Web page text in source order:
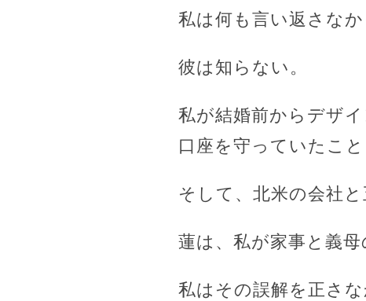
私は何も言い返さなか
彼は知らない。
私が結婚前からデザ
口座を守っていたこと
そして、北米の会社
蓮は、私が家事と義
私はその誤解を正さな